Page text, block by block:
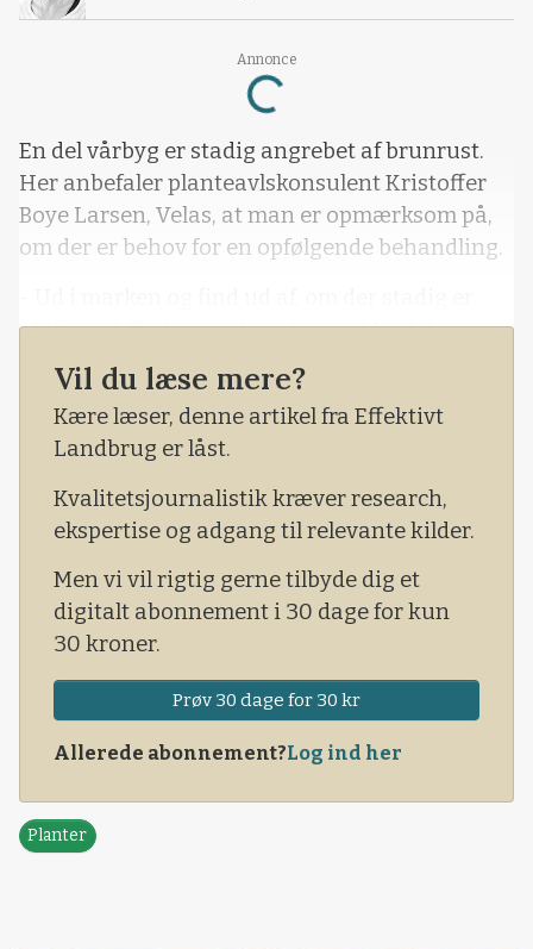
Annonce
Loading...
En del vårbyg er stadig angrebet af brunrust.
Her anbefaler planteavlskonsulent Kristoffer
Boye Larsen, Velas, at man er opmærksom på,
om der er behov for en opfølgende behandling.
aktiv rust. Er der det, kan der med fordel
behandles med enten Orius Gold, Folicur Expert
eller Comet Pro.
Han påpeger, at det er vigtigt, at man lige læser
Vil du læse mere?
Kære læser, denne artikel fra Effektivt
Landbrug er låst.
Kvalitetsjournalistik kræver research,
ekspertise og adgang til relevante kilder.
Men vi vil rigtig gerne tilbyde dig et
digitalt abonnement i 30 dage for kun
30 kroner.
Prøv 30 dage for 30 kr
Allerede abonnement?Log ind her
Planter